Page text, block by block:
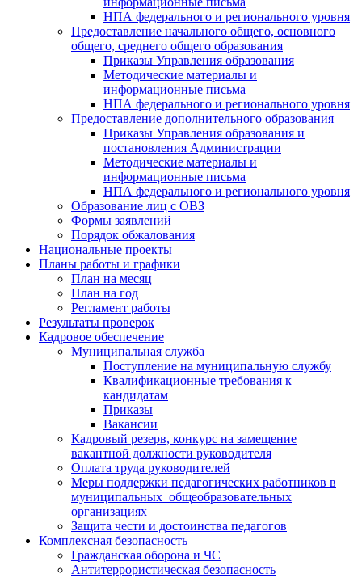
НПА федерального и регионального уровня
Предоставление начального общего, основного
общего, среднего общего образования
Приказы Управления образования
Методические материалы и
информационные письма
НПА федерального и регионального уровня
Предоставление дополнительного образования
Приказы Управления образования и
постановления Администрации
Методические материалы и
информационные письма
НПА федерального и регионального уровня
Образование лиц с ОВЗ
Формы заявлений
Порядок обжалования
Национальные проекты
Планы работы и графики
План на месяц
План на год
Регламент работы
Результаты проверок
Кадровое обеспечение
Муниципальная служба
Поступление на муниципальную службу
Квалификационные требования к
кандидатам
Приказы
Вакансии
Кадровый резерв, конкурс на замещение
вакантной должности руководителя
Оплата труда руководителей
Меры поддержки педагогических работников в
муниципальных общеобразовательных
организациях
Защита чести и достоинства педагогов
Комплексная безопасность
Гражданская оборона и ЧС
Антитеррористическая безопасность